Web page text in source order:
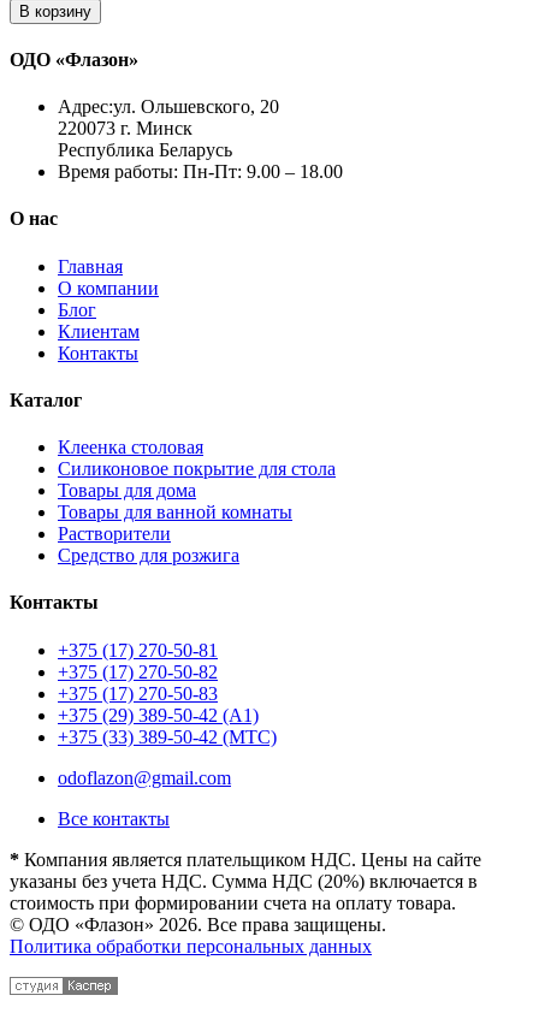
В корзину
ОДО «Флазон»
Адрес:ул. Ольшевского, 20
220073 г. Минск
Республика Беларусь
Время работы: Пн-Пт: 9.00 – 18.00
О нас
Главная
О компании
Блог
Клиентам
Контакты
Каталог
Клеенка столовая
Силиконовое покрытие для стола
Товары для дома
Товары для ванной комнаты
Растворители
Средство для розжига
Контакты
+375 (17) 270-50-81
+375 (17) 270-50-82
+375 (17) 270-50-83
+375 (29) 389-50-42 (А1)
+375 (33) 389-50-42 (МТС)
odoflazon@gmail.com
Все контакты
* Компания является плательщиком НДС. Цены на сайте
указаны без учета НДС. Сумма НДС (20%) включается в
стоимость при формировании счета на оплату товара.
© ОДО «Флазон» 2026. Все права защищены.
Политика обработки персональных данных